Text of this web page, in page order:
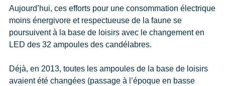
Aujourd’hui, ces efforts pour une consommation électrique
moins énergivore et respectueuse de la faune se
poursuivent à la base de loisirs avec le changement en
LED des 32 ampoules des candélabres.
Déjà, en 2013, toutes les ampoules de la base de loisirs
avaient été changées (passage à l’époque en basse